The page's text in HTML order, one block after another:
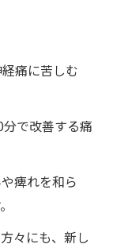
痛に苦しむ
で改善する痛
痺れを和ら
々にも、新し